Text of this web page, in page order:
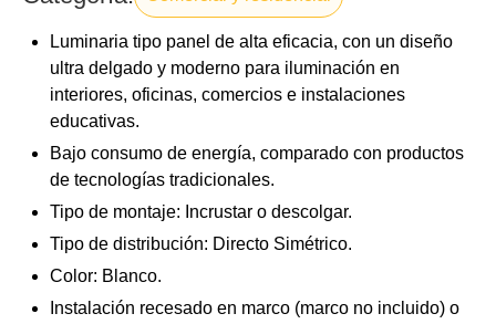
Luminaria tipo panel de alta eficacia, con un diseño
ultra delgado y moderno para iluminación en
interiores, oficinas, comercios e instalaciones
educativas.
Bajo consumo de energía, comparado con productos
de tecnologías tradicionales.
Tipo de montaje: Incrustar o descolgar.
Tipo de distribución: Directo Simétrico.
Color: Blanco.
Instalación recesado en marco (marco no incluido) o